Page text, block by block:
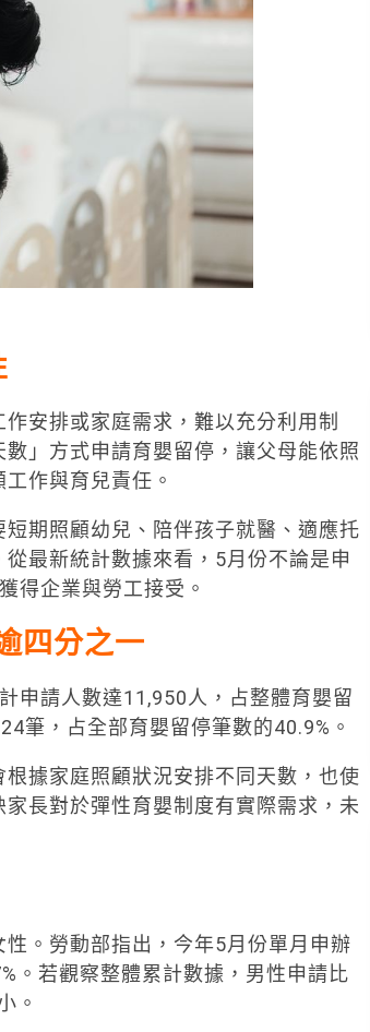
安排或家庭需求，難以充分利用制
」方式申請育嬰留停，讓父母能依照
作與育兒責任。
期照顧幼兒、陪伴孩子就醫、適應托
最新統計數據來看，5月份不論是申
得企業與勞工接受。
四分之一
申請人數達11,950人，占整體育嬰留
筆，占全部育嬰留停筆數的40.9%。
據家庭照顧狀況安排不同天數，也使
長對於彈性育嬰制度有實際需求，未
。勞動部指出，今年5月份單月申辦
。若觀察整體累計數據，男性申請比
。